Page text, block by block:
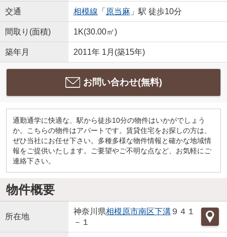
交通 相模線 「 原当麻」駅 徒歩10分
間取り(面積) 1K(30.00㎡)
築年月 2011年 1月(築15年)
お問い合わせ(無料)
通勤通学に快適な、駅から徒歩10分の物件はいかがでしょう
か。こちらの物件はアパートです。賃貸住宅をお探しの方は、
ぜひ当社にお任せ下さい。多種多様な物件情報と確かな地域情
報をご提供いたします。ご要望やご不明な点など、お気軽にご
連絡下さい。
物件概要
所在地
神奈川県相模原市南区下溝９４１
－１